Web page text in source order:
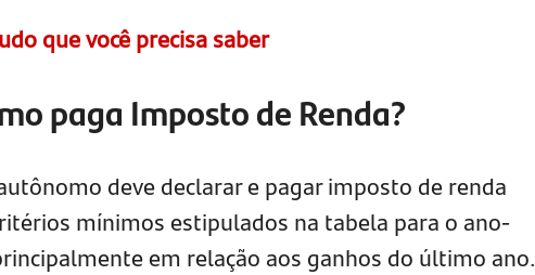
que você precisa saber
paga Imposto de Renda?
deve declarar e pagar imposto de renda
mínimos estipulados na tabela para o ano-
em relação aos ganhos do último ano.